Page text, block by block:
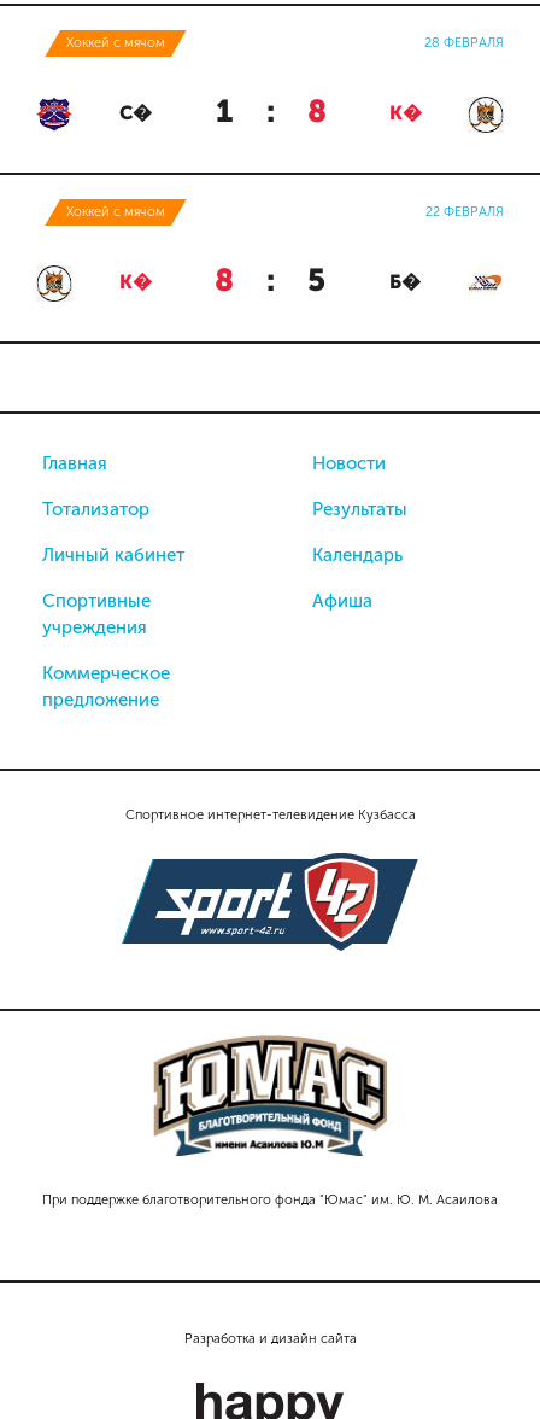
Хоккей с мячом 28 ФЕВРАЛЯ
С� 1 : 8 К�
Хоккей с мячом 22 ФЕВРАЛЯ
К� 8 : 5 Б�
Спортивное интернет-телевидение Кузбасса
При поддержке благотворительного фонда "Юмас" им. Ю. М. Асаилова
Главная
Тотализатор
Личный кабинет
Спортивные
учреждения
Коммерческое
предложение
Новости
Результаты
Календарь
Афиша
Разработка и дизайн сайта